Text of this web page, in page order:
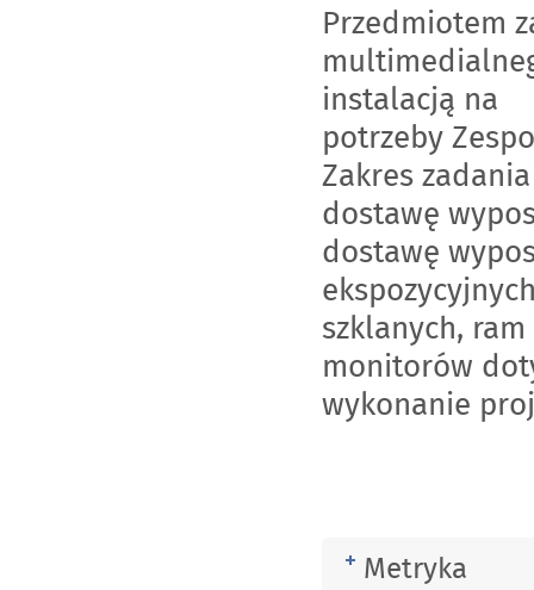
Przedmiotem
instalacją na
potrzeby
Zakres
dostawę
dostawę
szklanych, ram
monitorów
wykonanie
Rozwiń
Metryka